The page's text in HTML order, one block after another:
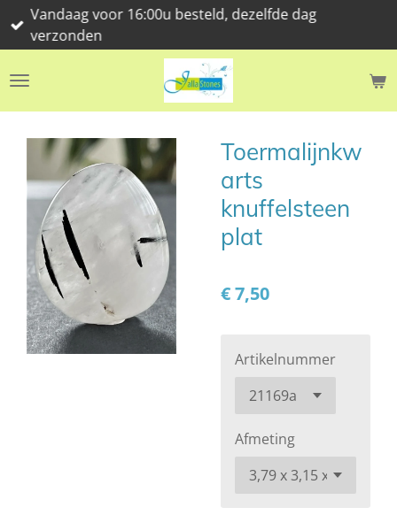
Ga
direct
de
Vandaag voor 16:00u besteld, dezelfde dag
verzonden
Toermalijnkw
arts
knuffelsteen
plat
€ 7,50
Artikelnummer
Afmeting